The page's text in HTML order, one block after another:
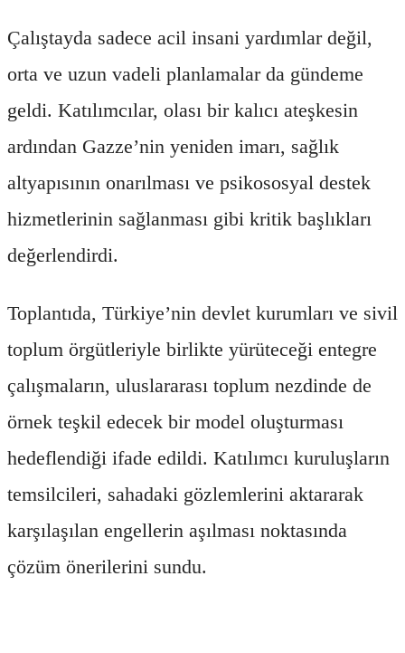
Çalıştayda sadece acil insani yardımlar değil,
orta ve uzun vadeli planlamalar da gündeme
geldi. Katılımcılar, olası bir kalıcı ateşkesin
ardından Gazze’nin yeniden imarı, sağlık
altyapısının onarılması ve psikososyal destek
hizmetlerinin sağlanması gibi kritik başlıkları
değerlendirdi.
Toplantıda, Türkiye’nin devlet kurumları ve sivil
toplum örgütleriyle birlikte yürüteceği entegre
çalışmaların, uluslararası toplum nezdinde de
örnek teşkil edecek bir model oluşturması
hedeflendiği ifade edildi. Katılımcı kuruluşların
temsilcileri, sahadaki gözlemlerini aktararak
karşılaşılan engellerin aşılması noktasında
çözüm önerilerini sundu.